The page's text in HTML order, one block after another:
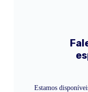
Estamos